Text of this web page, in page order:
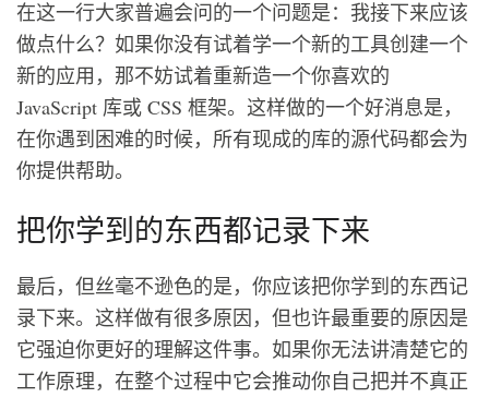
在这一行大家普遍会问的一个问题是：我接下来应该
做点什么？如果你没有试着学一个新的工具创建一个
新的应用，那不妨试着重新造一个你喜欢的
JavaScript 库或 CSS 框架。这样做的一个好消息是，
在你遇到困难的时候，所有现成的库的源代码都会为
你提供帮助。
把你学到的东西都记录下来
最后，但丝毫不逊色的是，你应该把你学到的东西记
录下来。这样做有很多原因，但也许最重要的原因是
它强迫你更好的理解这件事。如果你无法讲清楚它的
工作原理，在整个过程中它会推动你自己把并不真正